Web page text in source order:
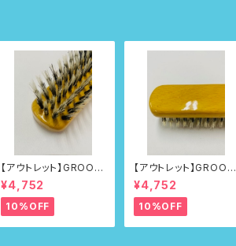
【アウトレット】GROOM
ERブラシNo.218
¥4,752
10%OFF
【アウトレット】GROOM
ERブラシNo.218
¥4,752
10%OFF